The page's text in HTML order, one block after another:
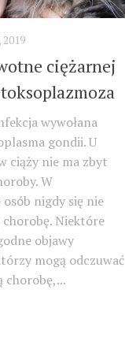
2019
ciężarnej
wywołana
gondii. U
ciąży nie ma zbyt
W
nigdy się nie
chorobę. Niektóre
objawy
mogą odczuwać
chorobę,...